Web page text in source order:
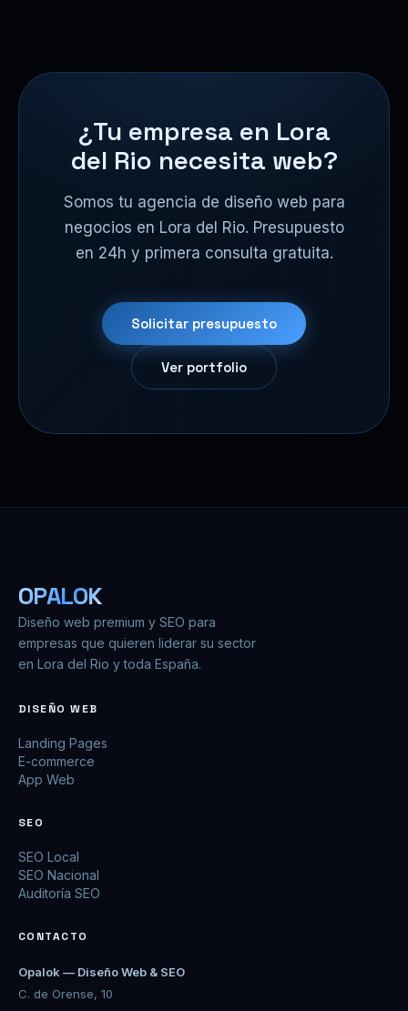
¿Tu empresa en Lora
del Rio necesita web?
Somos tu agencia de diseño web para
negocios en Lora del Rio. Presupuesto
en 24h y primera consulta gratuita.
Solicitar presupuesto
Ver portfolio
OPALOK
Diseño web premium y SEO para
empresas que quieren liderar su sector
en Lora del Rio y toda España.
DISEÑO WEB
Landing Pages
E-commerce
App Web
SEO
SEO Local
SEO Nacional
Auditoría SEO
CONTACTO
Opalok — Diseño Web & SEO
C. de Orense, 10